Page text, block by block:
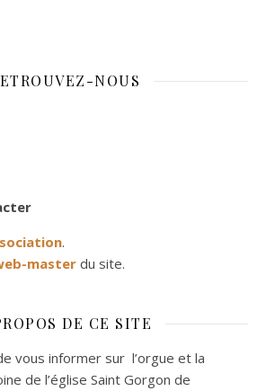
NOUS
.
master du site.
DE CE SITE
vous informer sur l’orgue et la
de l’église Saint Gorgon de